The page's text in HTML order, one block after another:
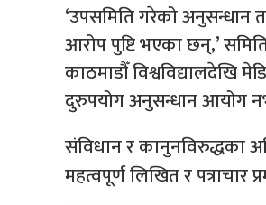
‘उपसमिति गरेको अनुसन्धान
आरोप पुष्टि भएका छन्,’
काठमाडौँ विश्वविद्यालदेखि
दुरुपयोग अनुसन्धान आयोग
संविधान र कानुनविरुद्धका
महत्वपूर्ण लिखित र